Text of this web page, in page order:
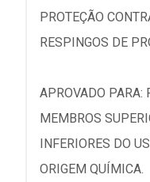
PROTEÇÃO
RESPINGOS DE
APROVADO PARA:
MEMBROS
INFERIORES DO
ORIGEM QUÍMICA.